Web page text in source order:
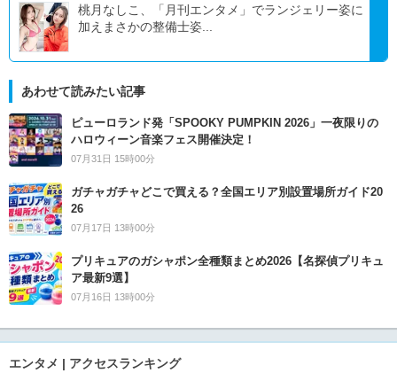
桃月なしこ、「月刊エンタメ」でランジェリー姿に
加えまさかの整備士姿...
あわせて読みたい記事
ピューロランド発「SPOOKY PUMPKIN 2026」一夜限りの
ハロウィーン音楽フェス開催決定！
07月31日 15時00分
ガチャガチャどこで買える？全国エリア別設置場所ガイド20
26
07月17日 13時00分
プリキュアのガシャポン全種類まとめ2026【名探偵プリキュ
ア最新9選】
07月16日 13時00分
エンタメ | アクセスランキング